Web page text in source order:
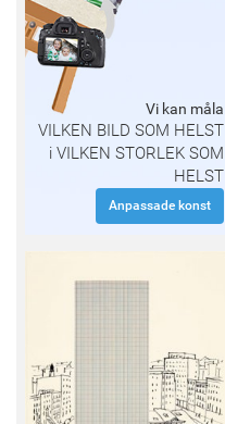
Vi kan måla
VILKEN BILD SOM HELST
i VILKEN STORLEK SOM
HELST
Anpassade konst